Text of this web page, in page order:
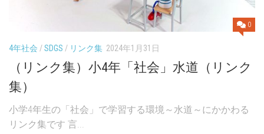
0
4年社会 /SDGS / リンク集 2024年1月31日
（リンク集）小4年「社会」水道（リンク
集）
小学4年生の「社会」で学習する環境～水道～にかかわる
リンク集です 言...